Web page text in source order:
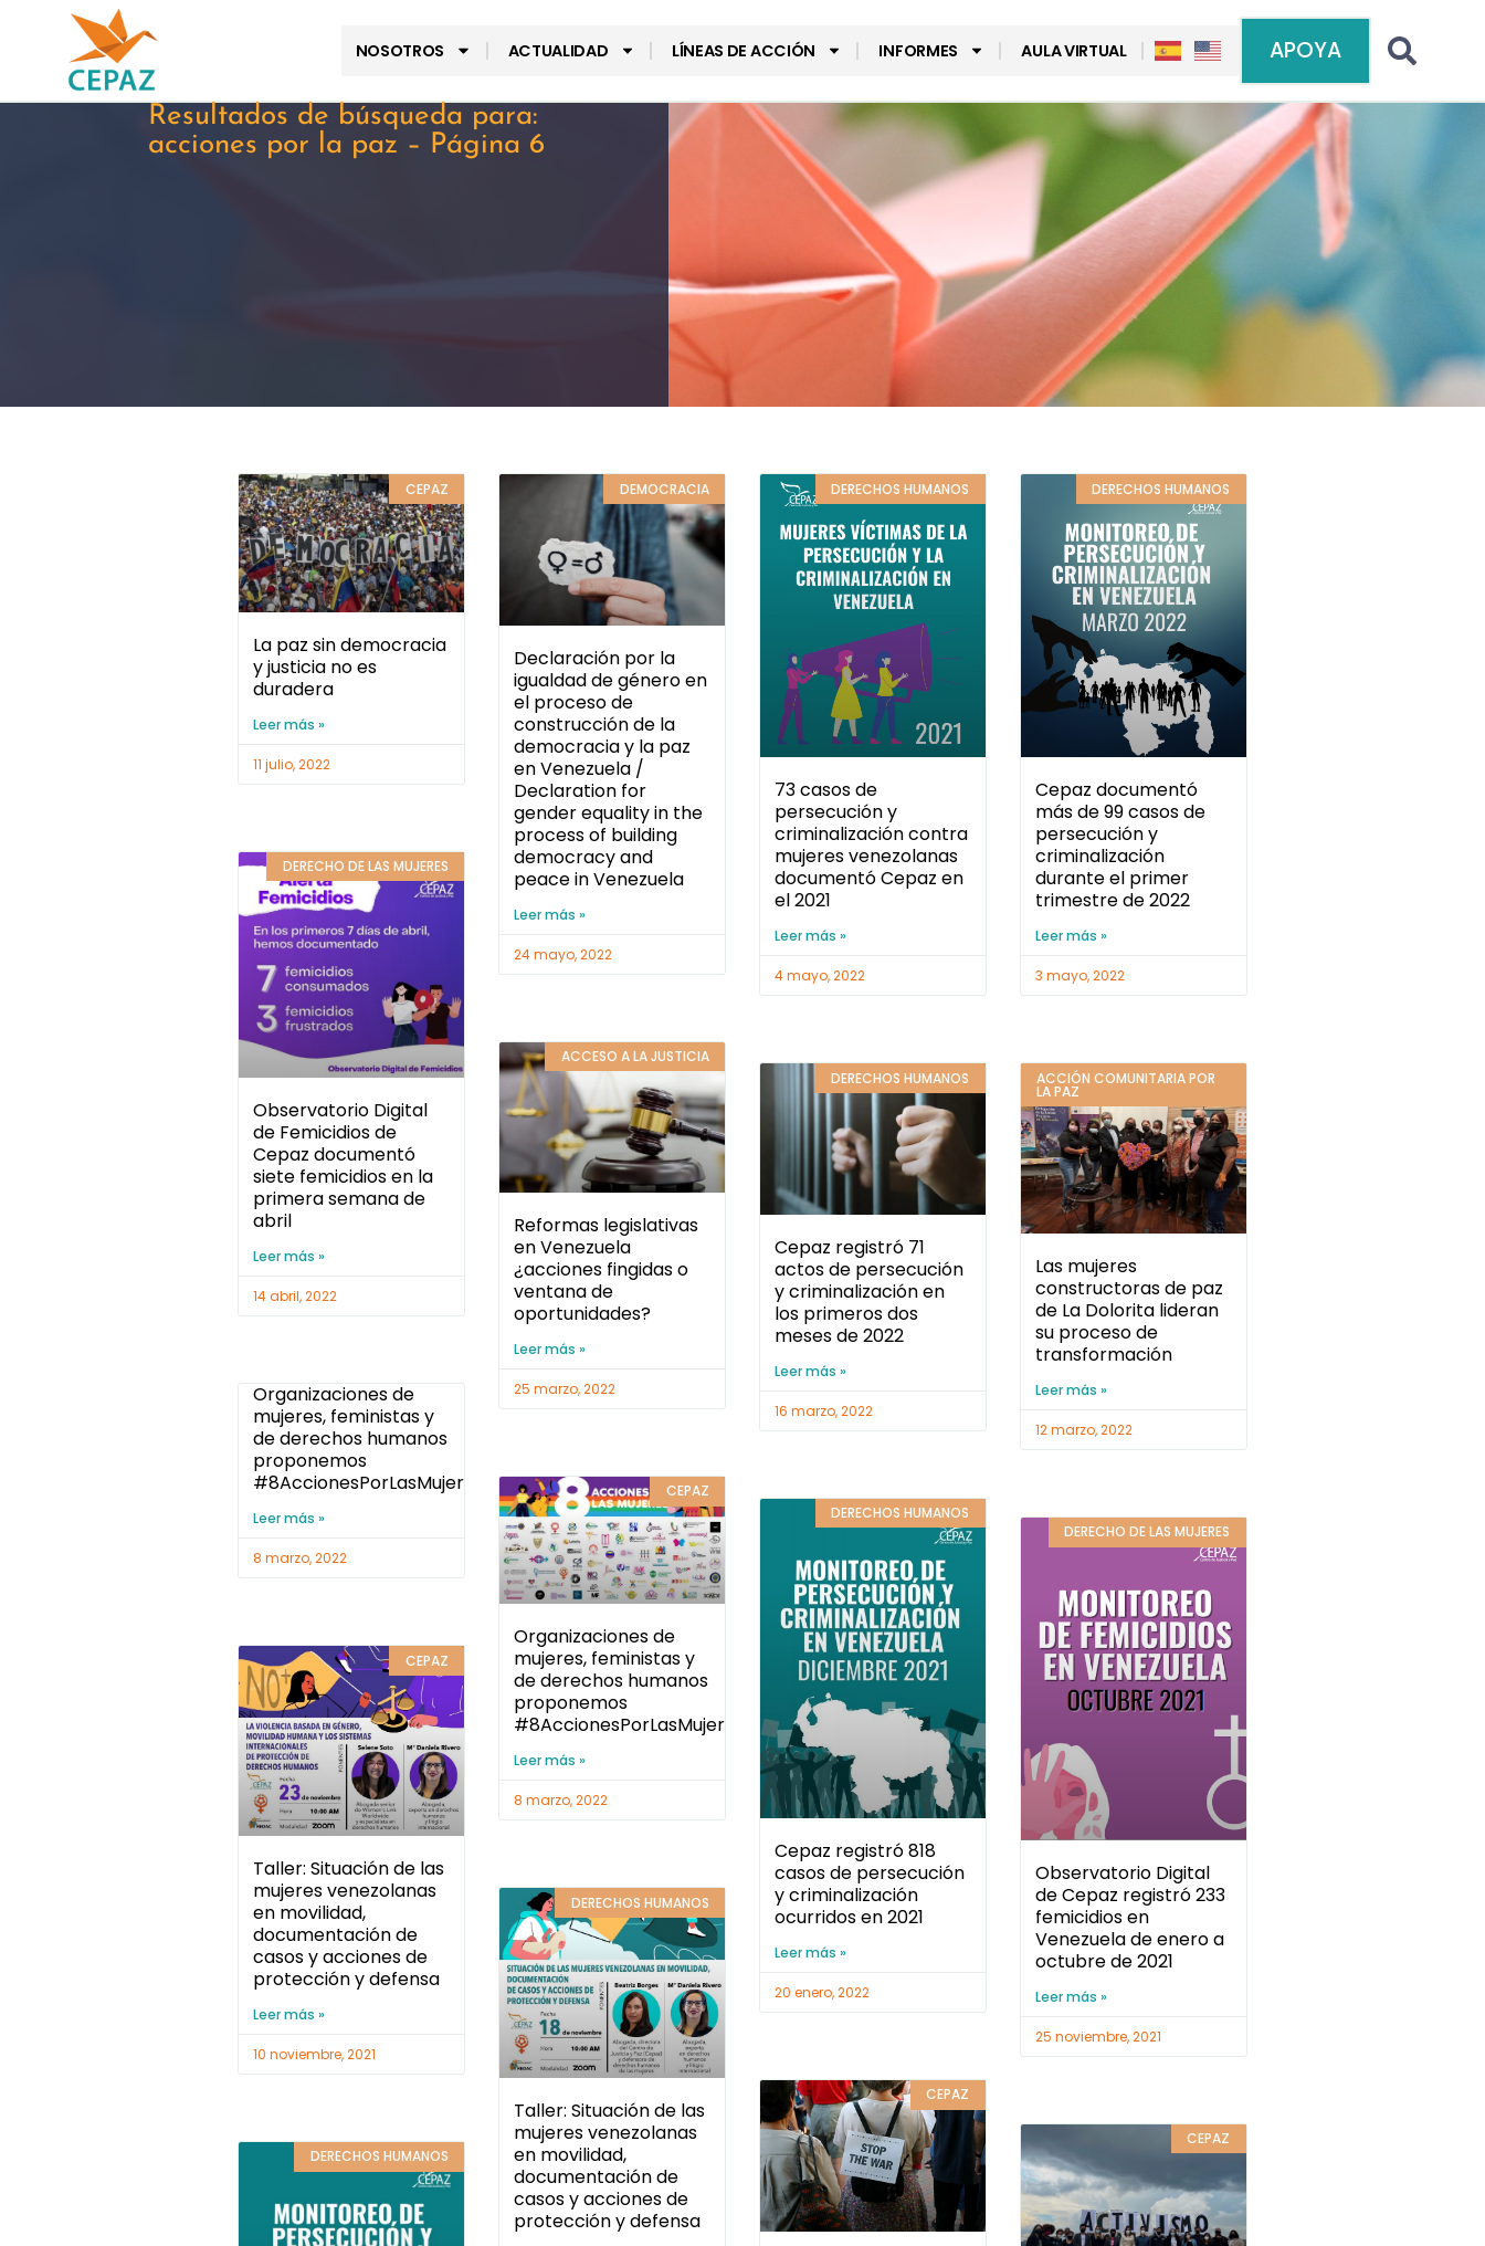
NOSOTROS ACTUALIDAD LÍNEAS DE ACCIÓN INFORMES AULA VIRTUAL APOYA
Resultados de búsqueda para:
acciones por la paz – Página 6
CEPAZ
La paz sin democracia
y justicia no es
duradera
Leer más »
11 julio, 2022
DEMOCRACIA
Declaración por la
igualdad de género en
el proceso de
construcción de la
democracia y la paz
en Venezuela /
Declaration for
gender equality in the
process of building
democracy and
peace in Venezuela
Leer más »
24 mayo, 2022
DERECHOS HUMANOS
73 casos de
persecución y
criminalización contra
mujeres venezolanas
documentó Cepaz en
el 2021
Leer más »
4 mayo, 2022
DERECHOS HUMANOS
Cepaz documentó
más de 99 casos de
persecución y
criminalización
durante el primer
trimestre de 2022
Leer más »
3 mayo, 2022
DERECHO DE LAS MUJERES
Observatorio Digital
de Femicidios de
Cepaz documentó
siete femicidios en la
primera semana de
abril
Leer más »
14 abril, 2022
ACCESO A LA JUSTICIA
Reformas legislativas
en Venezuela
¿acciones fingidas o
ventana de
oportunidades?
Leer más »
25 marzo, 2022
DERECHOS HUMANOS
Cepaz registró 71
actos de persecución
y criminalización en
los primeros dos
meses de 2022
Leer más »
16 marzo, 2022
ACCIÓN COMUNITARIA POR
LA PAZ
Las mujeres
constructoras de paz
de La Dolorita lideran
su proceso de
transformación
Leer más »
12 marzo, 2022
Organizaciones de
mujeres, feministas y
de derechos humanos
proponemos
#8AccionesPorLasMujeres
Leer más »
8 marzo, 2022
CEPAZ
Organizaciones de
mujeres, feministas y
de derechos humanos
proponemos
#8AccionesPorLasMujeres
Leer más »
8 marzo, 2022
DERECHOS HUMANOS
Cepaz registró 818
casos de persecución
y criminalización
ocurridos en 2021
Leer más »
20 enero, 2022
DERECHO DE LAS MUJERES
Observatorio Digital
de Cepaz registró 233
femicidios en
Venezuela de enero a
octubre de 2021
Leer más »
25 noviembre, 2021
CEPAZ
Taller: Situación de las
mujeres venezolanas
en movilidad,
documentación de
casos y acciones de
protección y defensa
Leer más »
10 noviembre, 2021
DERECHOS HUMANOS
Taller: Situación de las
mujeres venezolanas
en movilidad,
documentación de
casos y acciones de
protección y defensa
CEPAZ
CEPAZ
DERECHOS HUMANOS